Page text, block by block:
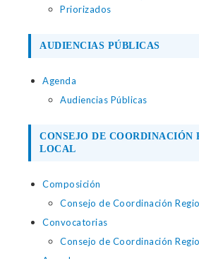
Priorizados
AUDIENCIAS PÚBLICAS
Agenda
Audiencias Públicas
CONSEJO DE COORDINACIÓN
LOCAL
Composición
Consejo de Coordinación
Convocatorias
Consejo de Coordinación